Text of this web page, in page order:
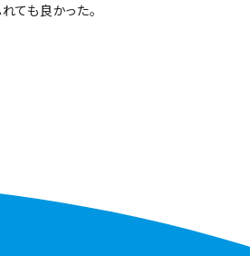
ても良かった。